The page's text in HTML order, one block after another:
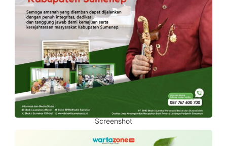
Screenshot